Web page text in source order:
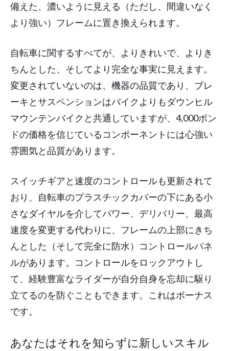
備えた、濃いように見える（ただし、間違いなく
より強い）フレームに置き換えられます。
自転車に関するすべてが、よりきれいで、よりき
ちんとした、そしてより完全な事実に見えます。
変更されていないのは、機器の品質であり、ブレ
ーキとサスペンションはバイクよりもダウンヒル
マウンテンバイクと共通していますが、4,000ポン
ドの価格を信じているコンポーネントには心強い
雰囲気と品質があります。
スイッチギアと速度のコントロールも更新されて
おり、自転車のプラスチックカバーの下にある小
さなダイヤルを介してパワー、デリバリー、最高
速度を変更する代わりに、フレームの上部にきち
んとした（そして完全に防水）コントロールパネ
ルがあります。コントロールをロックアウトし
て、経験豊富なライダーが自分自身を忘却に駆り
立てるのを防ぐこともできます。これはボーナス
です。
あなたはそれを知らずに新しいスキル